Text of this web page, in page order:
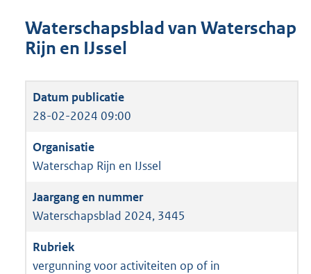
Waterschapsblad van Waterschap
Rijn en IJssel
28-02-2024 09:00
Waterschap Rijn en IJssel
Waterschapsblad 2024, 3445
vergunning voor activiteiten op of in